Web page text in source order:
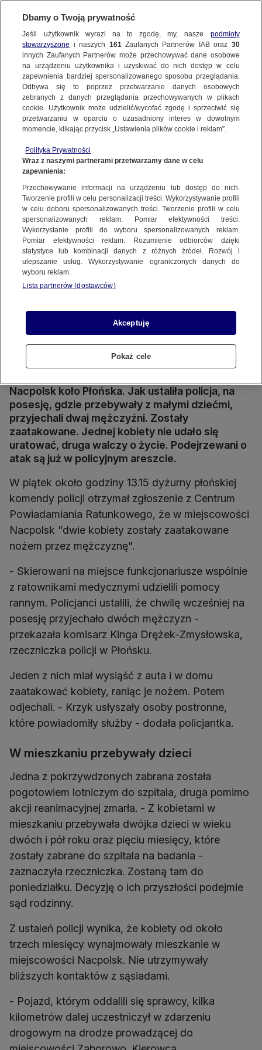
WARSZAWA
OKOLICE
Dwie kobiety ranione nożem. Jedna
zmarła, druga przeszła operację.
Podejrzewani o atak zatrzymani
3.06.2022, 17:11Aktualizacja: 4.06.2022, 09:53
Udostępnij
Zatrzymano podejrzanych o atak na dwie kobiety w Nacpolsku
Źródło wideo: TVN24Źródło zdj. gł.: KPP Płońsk
Nacpolsk koło Płońska. Jak ustaliła policja, na
posesję, gdzie przebywały z małymi dziećmi,
przyjechali dwaj mężczyźni. Zostały
zaatakowane. Jednej kobiety nie udało się
uratować, druga walczy o życie. Podejrzewani o
atak są już w policyjnym areszcie.
W piątek około godziny 13.15 dyżurny płońskiej
komendy policji otrzymał zgłoszenie z Centrum
Powiadamiania Ratunkowego, że w miejscowości
Nacpolsk "dwie kobiety zostały zaatakowane
nożem przez mężczyznę".
- Skierowani na miejsce funkcjonariusze wspólnie
z ratownikami medycznymi udzielili pomocy
rannym. Policjanci ustalili, że chwilę wcześniej na
posesję przyjechało dwóch mężczyzn -
przekazała komisarz Kinga Drężek-Zmysłowska,
rzeczniczka policji w Płońsku.
Jeden z nich miał wysiąść z auta i w domu
zaatakować kobiety, raniąc je nożem. Potem
odjechali. - Krzyk usłyszały osoby postronne,
które powiadomiły służby - dodała policjantka.
W mieszkaniu przebywały dzieci
Jedna z pokrzywdzonych zabrana została
pogotowiem lotniczym do szpitala, druga pomimo
akcji reanimacyjnej zmarła. - Z kobietami w
mieszkaniu przebywała dwójka dzieci w wieku
dwóch i pół roku oraz pięciu miesięcy, które
zostały zabrane do szpitala na badania -
zaznaczyła rzeczniczka. Zostaną tam do
poniedziałku. Decyzję o ich przyszłości podejmie
sąd rodzinny.
Z ustaleń policji wynika, że kobiety od około
trzech miesięcy wynajmowały mieszkanie w
miejscowości Nacpolsk. Nie utrzymywały
bliższych kontaktów z sąsiadami.
- Pojazd, którym oddalili się sprawcy, kilka
kilometrów dalej uczestniczył w zdarzeniu
drogowym na drodze prowadzącej do
Dbamy o Twoją prywatność
Jeśli użytkownik wyrazi na to zgodę, my, nasze podmioty
stowarzyszone i naszych 161Zaufanych Partnerów IAB oraz 30
innych Zaufanych Partnerów może przechowywać dane osobowe
na urządzeniu użytkownika i uzyskiwać do nich dostęp w celu
zapewnienia bardziej spersonalizowanego sposobu przeglądania.
Odbywa się to poprzez przetwarzanie danych osobowych
zebranych z danych przeglądania przechowywanych w plikach
cookie. Użytkownik może udzielić/wycofać zgodę i sprzeciwić się
przetwarzaniu w oparciu o uzasadniony interes w dowolnym
momencie, klikając przycisk „Ustawienia plików cookie i reklam”.
Polityka Prywatności
Wraz z naszymi partnerami przetwarzamy dane w celu
zapewnienia:
Przechowywanie informacji na urządzeniu lub dostęp do nich.
Tworzenie profili w celu personalizacji treści. Wykorzystywanie profili
w celu doboru spersonalizowanych treści. Tworzenie profili w celu
spersonalizowanych reklam. Pomiar efektywności treści.
Wykorzystanie profili do wyboru spersonalizowanych reklam.
Pomiar efektywności reklam. Rozumienie odbiorców dzięki
statystyce lub kombinacji danych z różnych źródeł. Rozwój i
ulepszanie usług. Wykorzystywanie ograniczonych danych do
wyboru reklam.
Lista partnerów (dostawców)
Akceptuję
Pokaż cele